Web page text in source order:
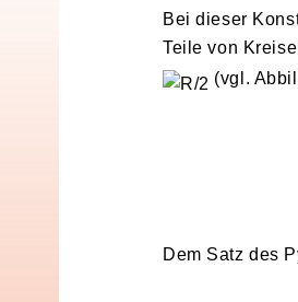
Bei dieser
Teile von
(vgl.
Dem Satz des